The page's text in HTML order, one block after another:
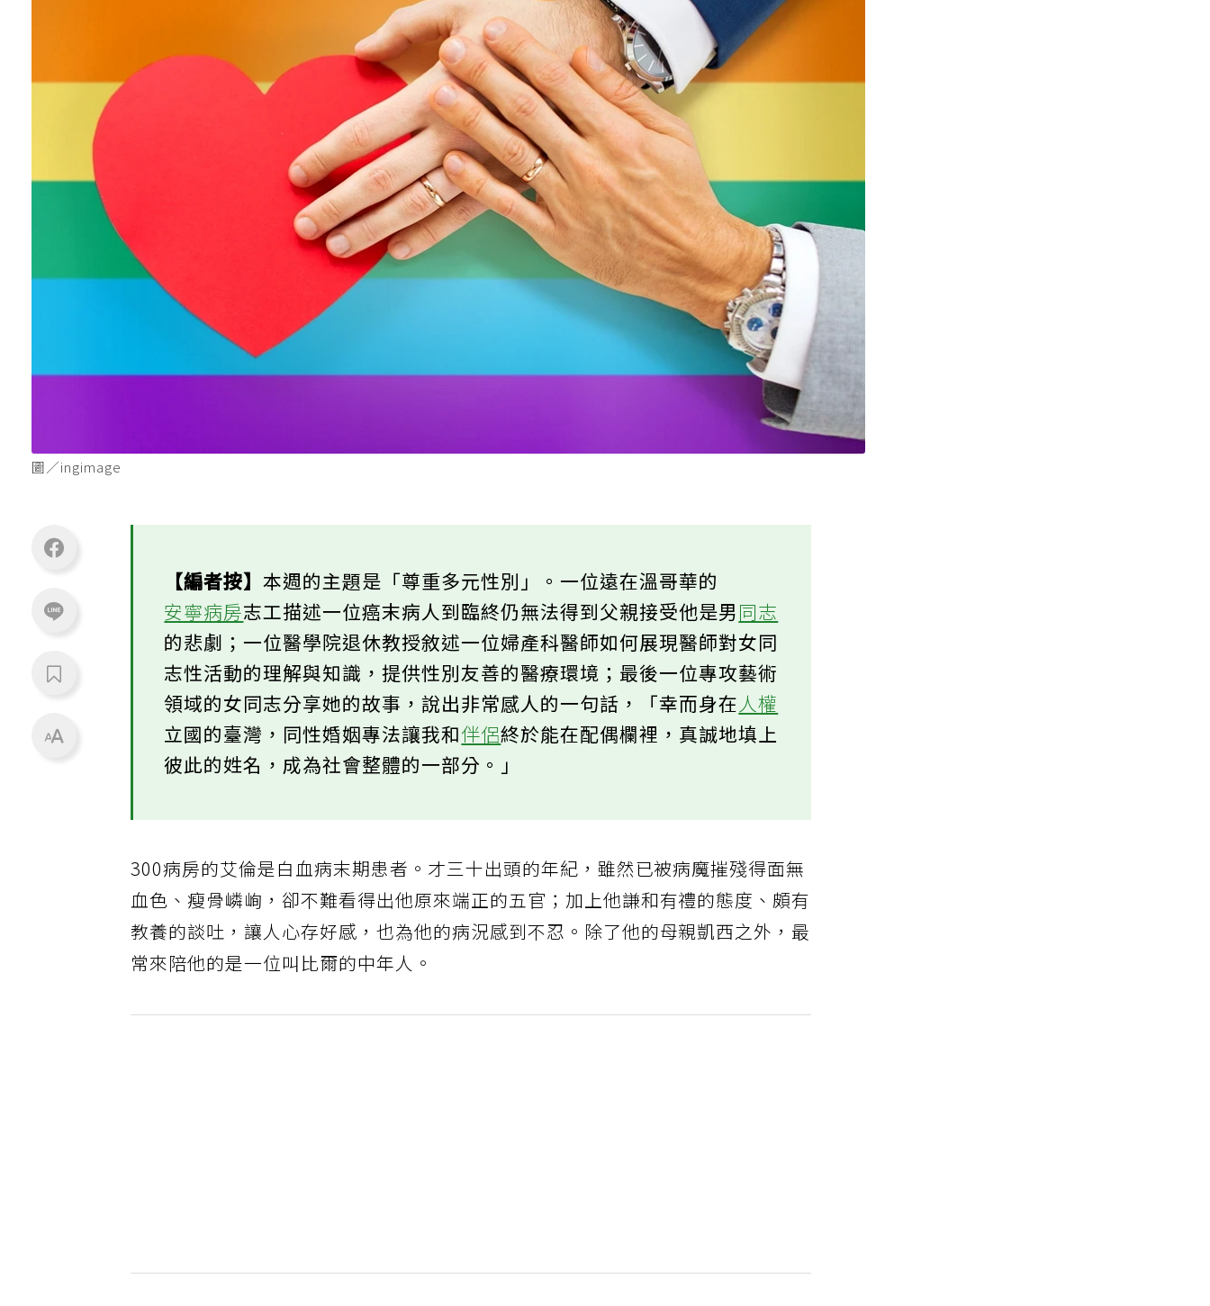
圖／ingimage
【編者按】本週的主題是「尊重多元性別」。一位遠在溫哥華的
安寧病房志工描述一位癌末病人到臨終仍無法得到父親接受他是男同志
的悲劇；一位醫學院退休教授敘述一位婦產科醫師如何展現醫師對女同
志性活動的理解與知識，提供性別友善的醫療環境；最後一位專攻藝術
領域的女同志分享她的故事，說出非常感人的一句話，「幸而身在人權
立國的臺灣，同性婚姻專法讓我和伴侶終於能在配偶欄裡，真誠地填上
彼此的姓名，成為社會整體的一部分。」
300病房的艾倫是白血病末期患者。才三十出頭的年紀，雖然已被病魔摧殘得面無
血色、瘦骨嶙峋，卻不難看得出他原來端正的五官；加上他謙和有禮的態度、頗有
教養的談吐，讓人心存好感，也為他的病況感到不忍。除了他的母親凱西之外，最
常來陪他的是一位叫比爾的中年人。